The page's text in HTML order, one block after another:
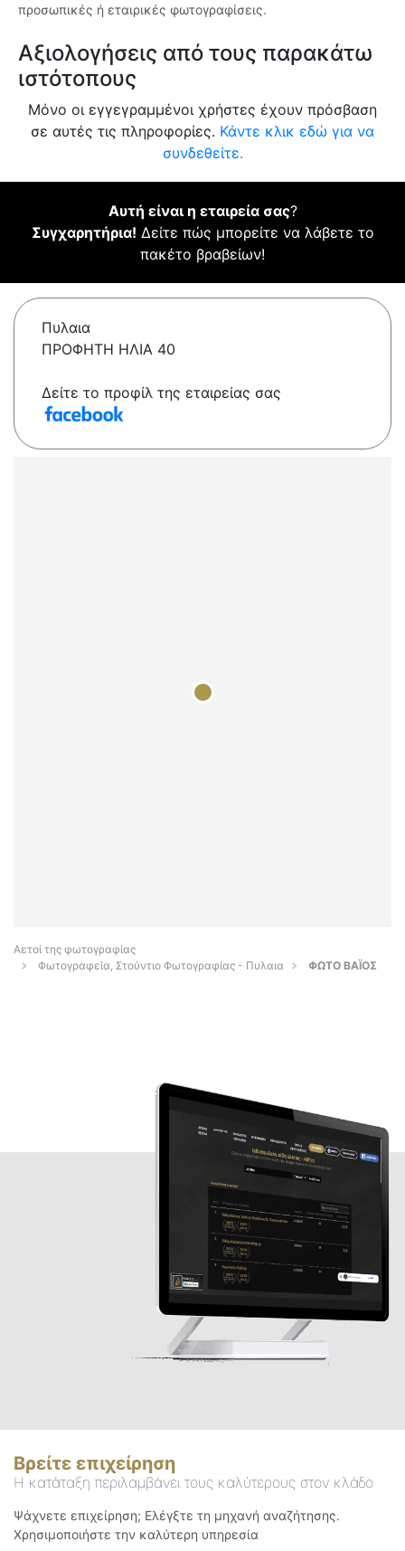
προσωπικές ή εταιρικές φωτογραφίσεις.
Αξιολογήσεις από τους παρακάτω
ιστότοπους
Μόνο οι εγγεγραμμένοι χρήστες έχουν πρόσβαση
σε αυτές τις πληροφορίες. Κάντε κλικ εδώ για να
συνδεθείτε.
Αυτή είναι η εταιρεία σας?
Συγχαρητήρια! Δείτε πώς μπορείτε να λάβετε το
πακέτο βραβείων!
Πυλαια
ΠΡΟΦΗΤΗ ΗΛΙΑ 40
Δείτε το προφίλ της εταιρείας σας
Αετοί της φωτογραφίας
Φωτογραφεία, Στούντιο Φωτογραφίας - Πυλαια
ΦΩΤΟ ΒΑΪΟΣ
Βρείτε επιχείρηση
Η κατάταξη περιλαμβάνει τους καλύτερους στον κλάδο
Ψάχνετε επιχείρηση; Ελέγξτε τη μηχανή αναζήτησης.
Χρησιμοποιήστε την καλύτερη υπηρεσία